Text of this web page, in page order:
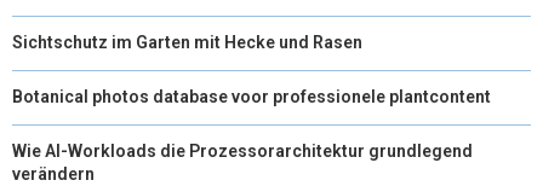
Sichtschutz im Garten mit Hecke und Rasen
Botanical photos database voor professionele plantcontent
Wie AI-Workloads die Prozessorarchitektur grundlegend
verändern